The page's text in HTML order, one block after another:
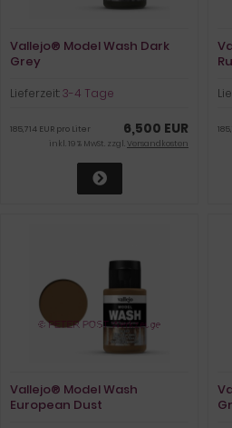
Vallejo® Model Wash Dark
Grey
Lieferzeit:3-4 Tage
6,500 EUR
185,714 EUR pro Liter
inkl. 19 % MwSt. zzgl.Versandkosten
Vallejo® Model Wash
European Dust